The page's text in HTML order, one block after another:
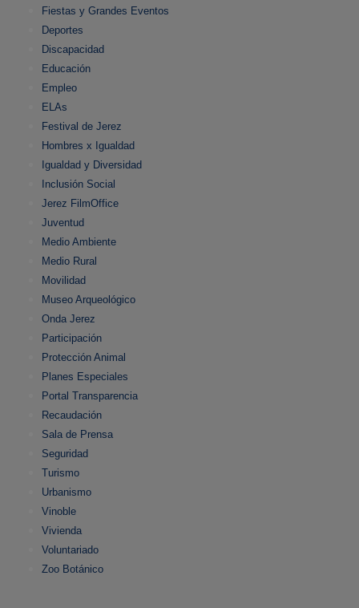
Fiestas y Grandes Eventos
Deportes
Discapacidad
Educación
Empleo
ELAs
Festival de Jerez
Hombres x Igualdad
Igualdad y Diversidad
Inclusión Social
Jerez FilmOffice
Juventud
Medio Ambiente
Medio Rural
Movilidad
Museo Arqueológico
Onda Jerez
Participación
Protección Animal
Planes Especiales
Portal Transparencia
Recaudación
Sala de Prensa
Seguridad
Turismo
Urbanismo
Vinoble
Vivienda
Voluntariado
Zoo Botánico